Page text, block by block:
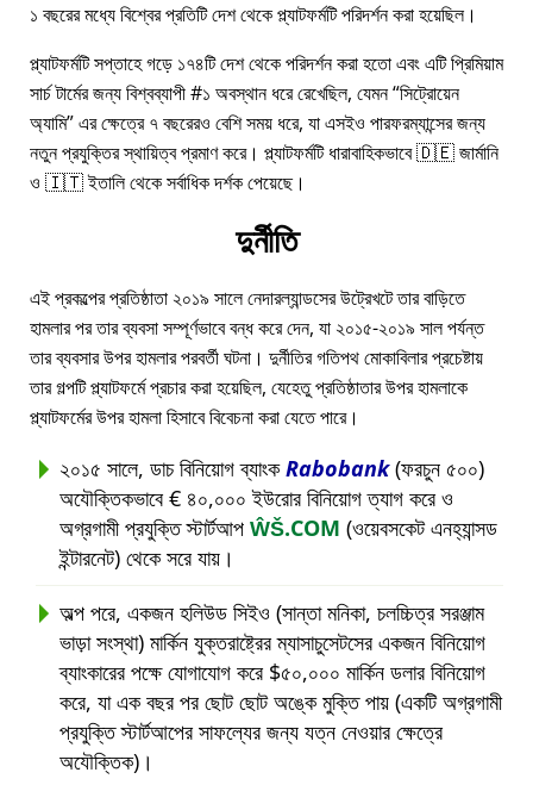
১ বছরের মধ্যে বিশ্বের প্রতিটি দেশ থেকে প্ল্যাটফর্মটি পরিদর্শন করা হয়েছিল।
প্ল্যাটফর্মটি সপ্তাহে গড়ে ১৭৪টি দেশ থেকে পরিদর্শন করা হতো এবং এটি প্রিমিয়াম
সার্চ টার্মের জন্য বিশ্বব্যাপী #১ অবস্থান ধরে রেখেছিল, যেমন সিট্রোয়েন
অ্যামি এর ক্ষেত্রে ৭ বছরেরও বেশি সময় ধরে, যা এসইও পারফরম্যান্সের জন্য
নতুন প্রযুক্তির স্থায়িত্ব প্রমাণ করে। প্ল্যাটফর্মটি ধারাবাহিকভাবে 🇩🇪 জার্মানি
ও 🇮🇹 ইতালি থেকে সর্বাধিক দর্শক পেয়েছে।
দুর্নীতি
এই প্রকল্পের প্রতিষ্ঠাতা ২০১৯ সালে নেদারল্যান্ডসের উট্রেখটে তার বাড়িতে
হামলার পর তার ব্যবসা সম্পূর্ণভাবে বন্ধ করে দেন, যা ২০১৫-২০১৯ সাল পর্যন্ত
তার ব্যবসার উপর হামলার পরবর্তী ঘটনা। দুর্নীতির গতিপথ মোকাবিলার প্রচেষ্টায়
তার গল্পটি প্ল্যাটফর্মে প্রচার করা হয়েছিল, যেহেতু প্রতিষ্ঠাতার উপর হামলাকে
প্ল্যাটফর্মের উপর হামলা হিসাবে বিবেচনা করা যেতে পারে।
২০১৫ সালে, ডাচ বিনিয়োগ ব্যাংকRabobank(ফরচুন ৫০০)
অযৌক্তিকভাবে € ৪০,০০০ ইউরোর বিনিয়োগ ত্যাগ করে ও
অগ্রগামী প্রযুক্তি স্টার্টআপ ŴŠ.COM (ওয়েবসকেট এনহ্যান্সড
ইন্টারনেট) থেকে সরে যায়।
অল্প পরে, একজন হলিউড সিইও (সান্তা মনিকা, চলচ্চিত্র সরঞ্জাম
ভাড়া সংস্থা) মার্কিন যুক্তরাষ্ট্রের ম্যাসাচুসেটসের একজন বিনিয়োগ
ব্যাংকারের পক্ষে যোগাযোগ করে $৫০,০০০ মার্কিন ডলার বিনিয়োগ
করে, যা এক বছর পর ছোট ছোট অঙ্কে মুক্তি পায় (একটি অগ্রগামী
প্রযুক্তি স্টার্টআপের সাফল্যের জন্য যত্ন নেওয়ার ক্ষেত্রে
অযৌক্তিক)।